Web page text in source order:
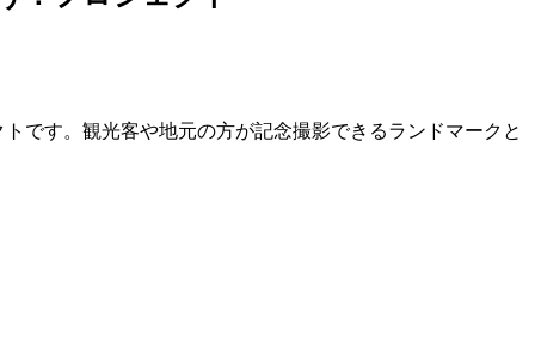
です。観光客や地元の方が記念撮影できるランドマークと